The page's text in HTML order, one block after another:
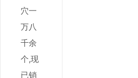
穴一
万八
千余
个,现
已销